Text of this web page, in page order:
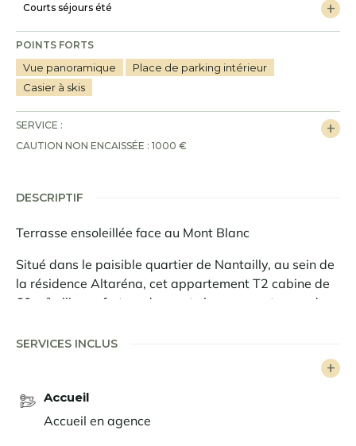
Courts séjours été
POINTS FORTS
Vue panoramique
Place de parking intérieur
Casier à skis
SERVICE :
CAUTION NON ENCAISSÉE : 1000 €
DESCRIPTIF
Terrasse ensoleillée face au Mont Blanc
Situé dans le paisible quartier de Nantailly, au sein de
la résidence Altaréna, cet appartement T2 cabine de
60 m² allie confort moderne et charme montagnard.
sur le Mont Blanc, offre un cadre privilégié pour des
Idéalement conçu pour accueillir jusqu’à 6 personnes, il
se compose d’une pièce de vie conviviale avec cuisine
ouverte équipée et salon doté d’un canapé
SERVICES INCLUS
Accueil
Accueil en agence